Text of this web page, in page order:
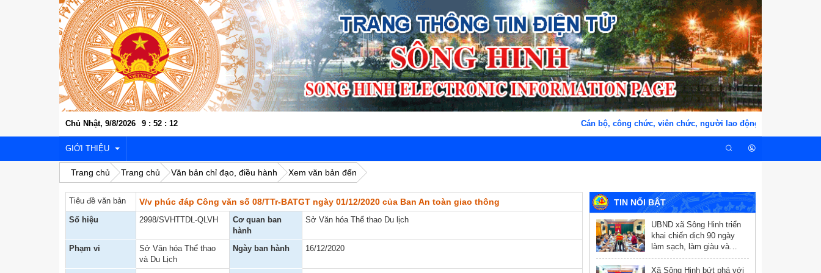
Chủ Nhật, 9/8/2026 9 : 52 : 12 Cán bộ, công chức, viên chức, người lao động xã Sông Hinh, tỉnh
GIỚI THIỆU
VỊ TRÍ ĐỊA LÝ
LỊCH SỬ VĂN HÓA
KINH TẾ - XÃ HỘI
Trang chủ Trang chủ Văn bản chỉ đạo, điều hành Xem văn bản đến
Tiêu đề văn bản V/v phúc đáp Công văn số 08/TTr-BATGT ngày 01/12/2020 của Ban An toàn giao thông
Số hiệu 2998/SVHTTDL-QLVH
Cơ quan ban
hành
Sở Văn hóa Thể thao Du lịch
Phạm vi
Sở Văn hóa Thể thao
và Du Lịch
Ngày ban hành 16/12/2020
TIN NỔI BẬT
UBND xã Sông Hinh triển
khai chiến dịch 90 ngày
làm sạch, làm giàu và
chuẩn hóa dữ liệu y tế
Xã Sông Hinh bứt phá với